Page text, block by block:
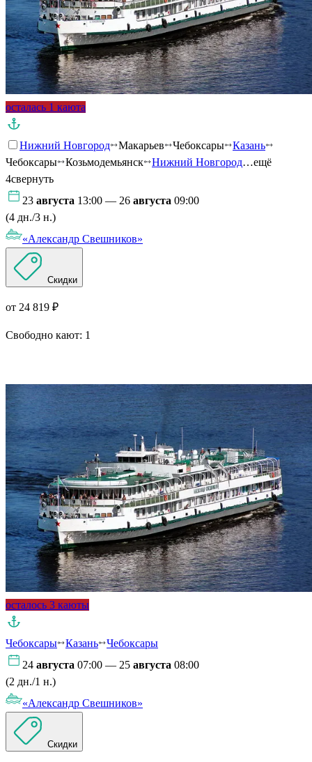
осталась 1 каюта
Нижний Новгород Макарьев Чебоксары
Казань
Чебоксары
Козьмодемьянск Нижний Новгород…ещё
4свернуть
23 августа 13:00 — 26 августа 09:00
(4 дн./3 н.)
«Александр Свешников»
Скидки
от 24 819 ₽
Свободно кают: 1
осталось 3 каюты
Чебоксары Казань
Чебоксары
24 августа 07:00 — 25 августа 08:00
(2 дн./1 н.)
«Александр Свешников»
Скидки